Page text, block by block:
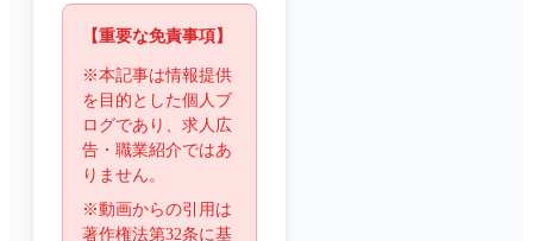
【重要な免責事項】
※本記事は情報提供
を目的とした個人ブ
ログであり、求人広
告・職業紹介ではあ
りません。
※動画からの引用は
著作権法第32条に基